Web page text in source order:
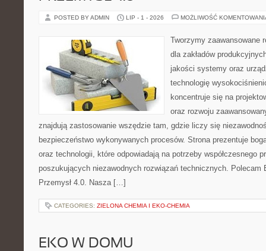
POSTED BY ADMIN LIP - 1 - 2026 MOŻLIWOŚĆ
Tworzymy zaawansowane
dla zakładów
jakości systemy oraz
technologię
koncentruje się na
oraz rozwoju
znajdują zastosowanie wszędzie tam, gdzie liczy się
bezpieczeństwo wykonywanych procesów. Strona prezentuje
oraz technologii, które odpowiadają na potrzeby współczesnego
poszukujących niezawodnych rozwiązań technicznych. Polecam
Przemysł 4.0. Nasza […]
CATEGORIES: ZIELONA CHEMIA I EKO-CHEMIA
EKO W DOMU